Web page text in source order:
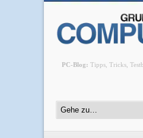
PC-Blog: Tipps, Tricks,